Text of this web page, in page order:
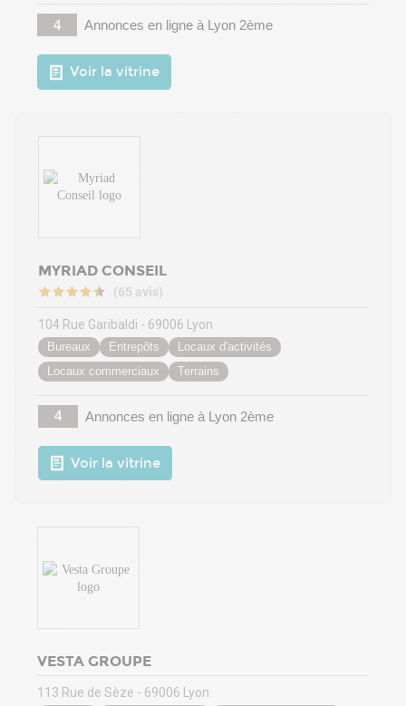
4 Annonces en ligneà Lyon 2ème
Voir la vitrine
MYRIAD CONSEIL
(65 avis)
104 Rue Garibaldi - 69006 Lyon
Bureaux Entrepôts
Locaux d'activités
Locaux commerciaux
Terrains
4 Annonces en ligneà Lyon 2ème
Voir la vitrine
VESTA GROUPE
113 Rue de Sèze - 69006 Lyon